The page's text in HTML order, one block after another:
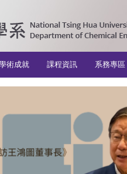
術成就 課程資訊 系務專區